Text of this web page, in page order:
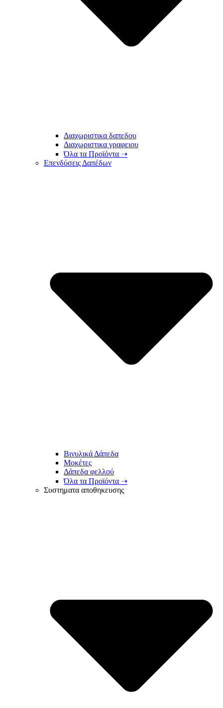
Διαχωριστικα δαπεδου
Διαχωριστικα γραφειου
Όλα τα Προϊόντα ➝
Επενδύσεις Δαπέδων
Βινυλικά Δάπεδα
Μοκέτες
Δάπεδα φελλού
Όλα τα Προϊόντα ➝
Συστηματα αποθηκευσης